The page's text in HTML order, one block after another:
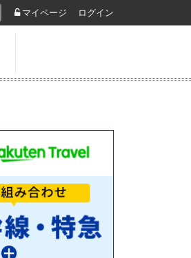
マイページ ログイン